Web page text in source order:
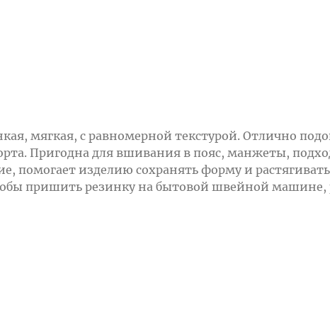
мягкая, с равномерной текстурой. Отлично
Пригодна для вшивания в пояс, манжеты,
помогает изделию сохранять форму и
пришить резинку на бытовой швейной машине,